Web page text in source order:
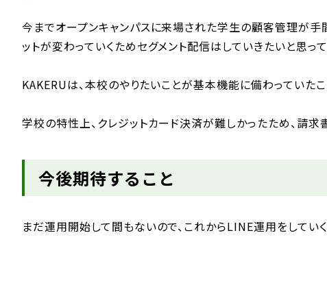
今までオープンキャンパスに来場された学生の顧客管理が手
ットが変わっていくためセグメント配信はしていきたいと思っ
KAKERUは、本校のやりたいことが基本機能に備わっていた
学校の特性上、クレジットカード決済が難しかったため、請求
今後期待すること
まだ運用開始して間もないので、これからLINE運用をしてい